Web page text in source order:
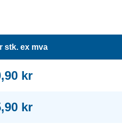
stk. ex mva
kr
kr